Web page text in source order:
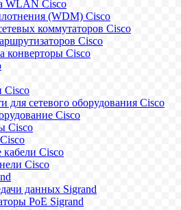
WLAN Cisco
(WDM) Cisco
коммутаторов Cisco
Cisco
конверторы Cisco
Cisco
для сетевого оборудования Cisco
Cisco
Cisco
кабели Cisco
Cisco
данных Sigrand
PoE Sigrand